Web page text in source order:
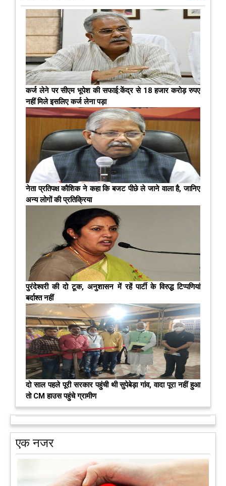
कर्ज लेने पर सीएम भूपेश की सफाई:केंद्र से 18 हजार करोड़ रुपए
नहीं मिले इसलिए कर्ज लेना पड़ा
नेता प्रतिपक्ष कौशिक ने कहा कि बजट पीछे ले जाने वाला है, जानिए
अन्य लोगों की प्रतिक्रिया
पुरंदेश्वरी की दो टूक, अनुशासन में रहें पार्टी के विरुद्ध टिप्पणियां
बर्दाश्त नहीं
दो साल पहले पूरी सरकार पहुंची थी सुपेबेड़ा गांव, वादा पूरा नहीं हुआ
तो CM हाउस पहुंचे ग्रामीण
एक नजर